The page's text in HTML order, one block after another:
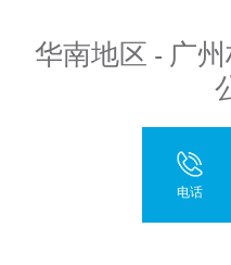
华南地区 - 广